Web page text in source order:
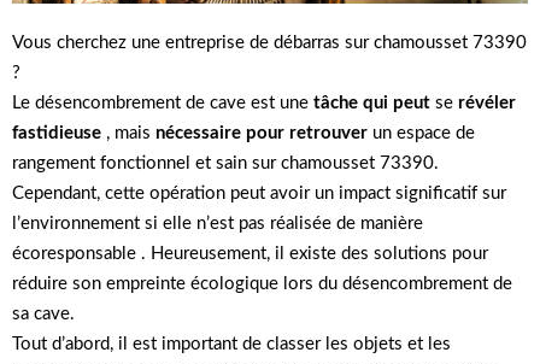
Vous cherchez une entreprise de débarras sur chamousset 73390
?
Le désencombrement de cave est une tâche qui peut se révéler
fastidieuse , mais nécessaire pour retrouver un espace de
rangement fonctionnel et sain sur chamousset 73390.
Cependant, cette opération peut avoir un impact significatif sur
l’environnement si elle n’est pas réalisée de manière
écoresponsable . Heureusement, il existe des solutions pour
réduire son empreinte écologique lors du désencombrement de
sa cave.
Tout d’abord, il est important de classer les objets et les